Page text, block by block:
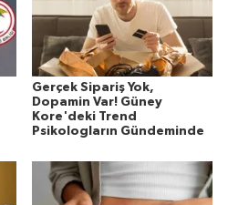
Gerçek Sipariş Yok,
Dopamin Var! Güney
Kore'deki Trend
Psikologların Gündeminde